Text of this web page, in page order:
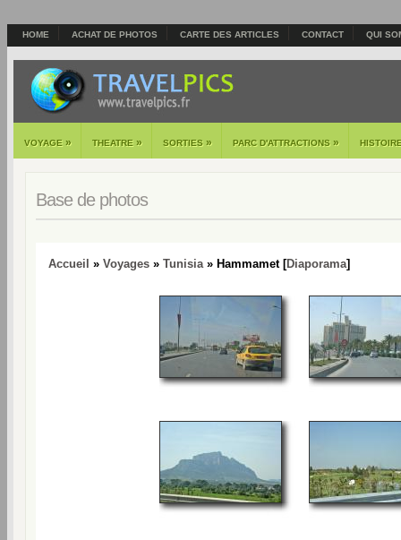
HOME ACHAT DE PHOTOS CARTE DES ARTICLES CONTACT QUI
VOYAGE » THEATRE » SORTIES » PARC D'ATTRACTIONS »
Base de photos
Accueil » Voyages » Tunisia» Hammamet [Diaporama]